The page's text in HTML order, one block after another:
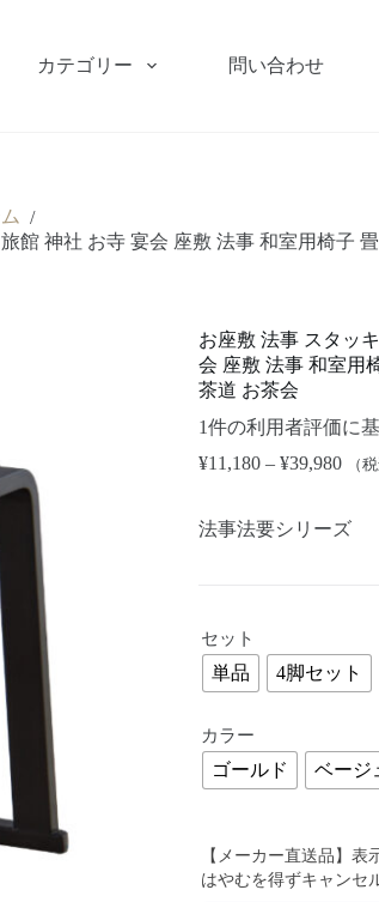
カテゴリー 問い合わせ
/
館 神社 お寺 宴会 座敷 法事 和室用椅子
お座敷 法事 スタッ
会 座敷 法事 和室用
茶道 お茶会
1件の利用者評価に
¥11,180 – ¥39,980 （
法事法要シリーズ
セット
単品 4脚セット
カラー
ゴールド ベージ
【メーカー直送品】
はやむを得ずキャンセ